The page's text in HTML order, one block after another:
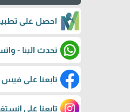
احصل على
تحدث الينا -
تابعنا على
تابعنا على